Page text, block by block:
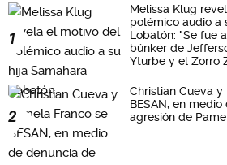
1
Melissa Klug
polémico audio a
Lobatón: "Se fue
búnker de
Yturbe y el Zorro
2
Christian Cueva y
BESAN, en
agresión de